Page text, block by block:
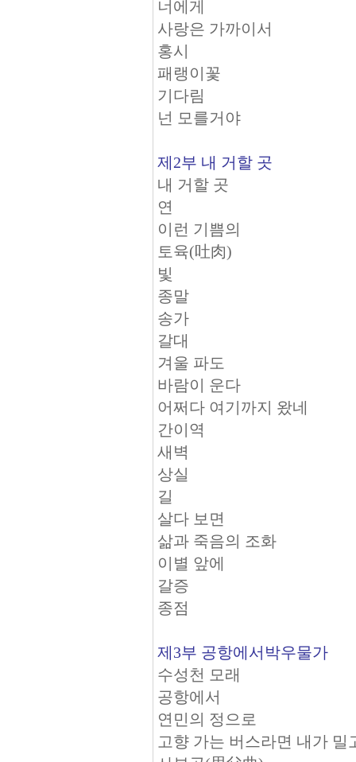
너에게
사랑은 가까이서
홍시
패랭이꽃
기다림
넌 모를거야
제2부 내 거할 곳
내 거할 곳
연
이런 기쁨의
토육(吐肉)
빛
종말
송가
갈대
겨울 파도
바람이 운다
어쩌다 여기까지 왔네
간이역
새벽
상실
길
살다 보면
삶과 죽음의 조화
이별 앞에
갈증
종점
제3부 공항에서박우물가
수성천 모래
공항에서
연민의 정으로
고향 가는 버스라면 내가 밀